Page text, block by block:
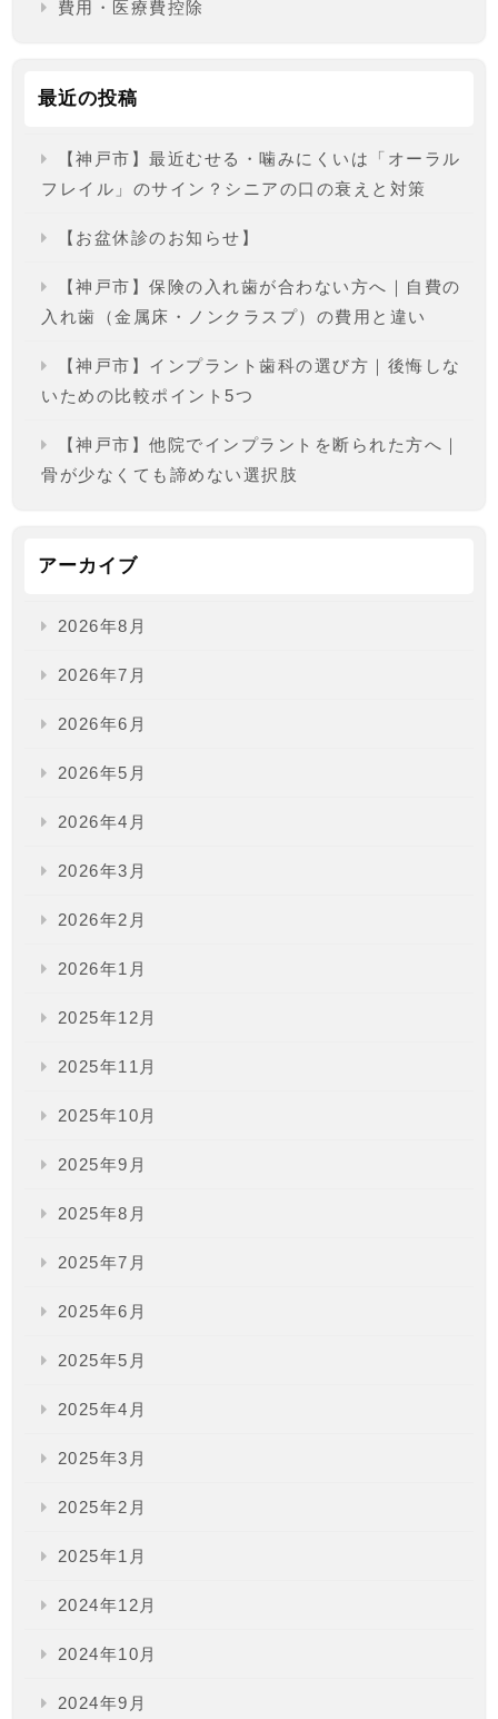
費用・医療費控除
最近の投稿
【神戸市】最近むせる・噛みにくいは「オーラル
フレイル」のサイン？シニアの口の衰えと対策
【お盆休診のお知らせ】
【神戸市】保険の入れ歯が合わない方へ｜自費の
入れ歯（金属床・ノンクラスプ）の費用と違い
【神戸市】インプラント歯科の選び方｜後悔しな
いための比較ポイント5つ
【神戸市】他院でインプラントを断られた方へ｜
骨が少なくても諦めない選択肢
アーカイブ
2026年8月
2026年7月
2026年6月
2026年5月
2026年4月
2026年3月
2026年2月
2026年1月
2025年12月
2025年11月
2025年10月
2025年9月
2025年8月
2025年7月
2025年6月
2025年5月
2025年4月
2025年3月
2025年2月
2025年1月
2024年12月
2024年10月
2024年9月